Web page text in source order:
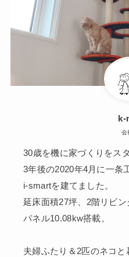
k-
会
30歳を機に家づくりをス
3年後の2020年4月に一条
i-smartを建てました。
延床面積27坪、2階リビ
パネル10.08kw搭載。
夫婦ふたり＆2匹のネコ